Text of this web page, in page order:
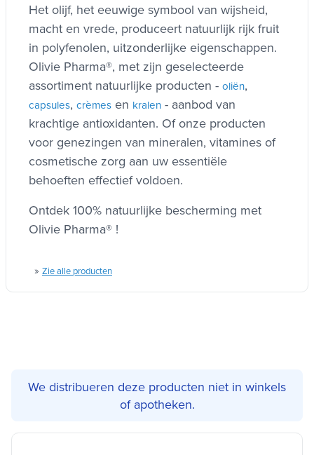
Het olijf, het eeuwige symbool van wijsheid,
macht en vrede, produceert natuurlijk rijk fruit
in polyfenolen, uitzonderlijke eigenschappen.
Olivie Pharma®, met zijn geselecteerde
assortiment natuurlijke producten - oliën,
capsules, crèmes en kralen - aanbod van
krachtige antioxidanten. Of onze producten
voor genezingen van mineralen, vitamines of
cosmetische zorg aan uw essentiële
behoeften effectief voldoen.
Ontdek 100% natuurlijke bescherming met
Olivie Pharma® !
» Zie alle producten
We distribueren deze producten niet in winkels
of apotheken.